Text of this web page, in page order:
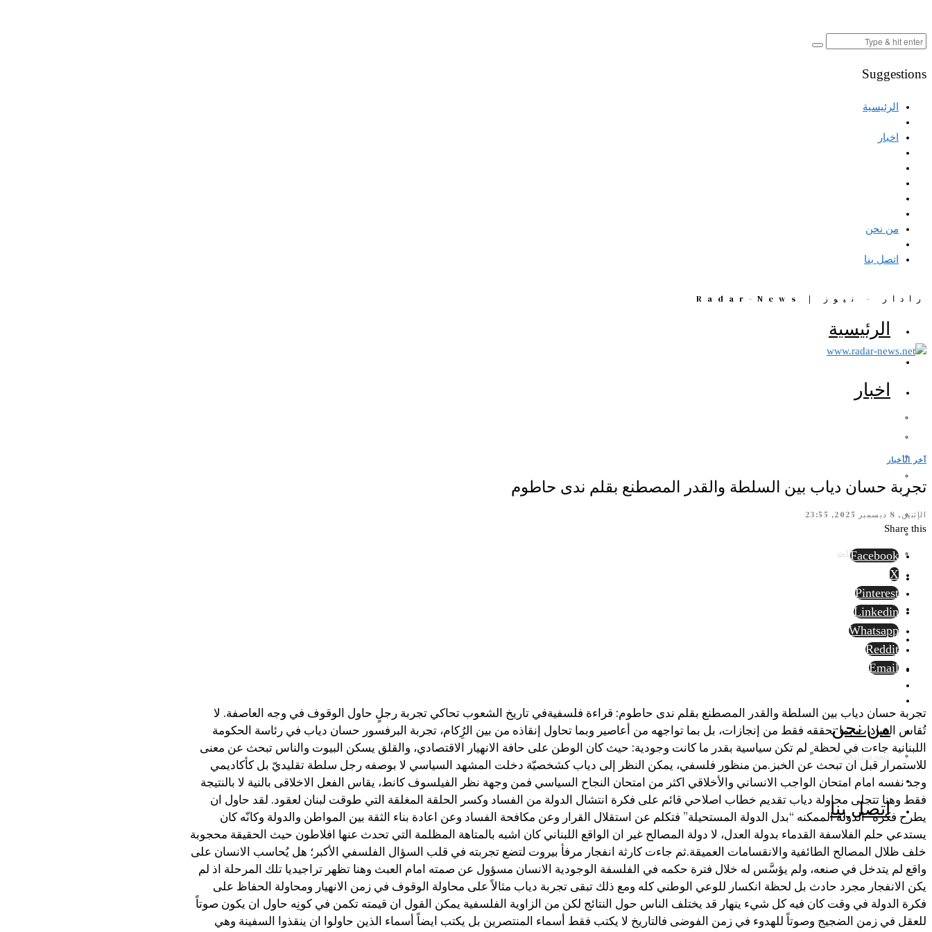
Suggestions
الرئيسية
اخبار
من نحن
اتصل بنا
رادار - نيوز | Radar-News
الرئيسية
اخبار
الرأي الثالث
من نحن
أسرة التحرير
اتصل بنا
آخر الأخبار
تجربة حسان دياب بين السلطة والقدر المصطنع بقلم ندى حاطوم
الإثنين, 8 ديسمبر 2025, 23:55
Share this
Facebook
X
Pinterest
Linkedin
Whatsapp
Reddit
Email
تجربة حسان دياب بين السلطة والقدر المصطنع بقلم ندى حاطوم: قراءة فلسفيةفي تاريخ الشعوب تحاكي تجربة رجلٍ حاول الوقوف في وجه العاصفة. لا
تُقاس القيادات بما تحققه فقط من إنجازات، بل بما تواجهه من أعاصير وبما تحاول إنقاذه من بين الرُِكام، تجربة البرفسور حسان دياب في رئاسة الحكومة
اللبنانية جاءت في لحظة ٍ لم تكن سياسية بقدر ما كانت وجودية: حيث كان الوطن على حافة الانهيار الاقتصادي، والقلق يسكن البيوت والناس تبحث عن معنى
للاستمرار قبل ان تبحث عن الخبز.من منظور فلسفي، يمكن النظر إلى دياب كشخصيّة دخلت المشهد السياسي لا بوصفه رجل سلطة تقليديّ بل كأكاديمي
وجد نفسه امام امتحان الواجب الانساني والأخلاقي اكثر من امتحان النجاح السياسي فمن وجهة نظر الفيلسوف كانط، يقاس الفعل الاخلاقى بالنية لا بالنتيجة
فقط وهنا تتجلى محاولة دياب تقديم خطاب اصلاحي قائم على فكرة انتشال الدولة من الفساد وكسر الحلقة المغلقة التي طوقت لبنان لعقود. لقد حاول ان
يطرح فكره” الدولة الممكنه “بدل الدولة المستحيلة” فتكلم عن استقلال القرار وعن مكافحة الفساد وعن اعادة بناء الثقة بين المواطن والدولة وكانّه كان
يستدعي حلم الفلاسفة القدماء بدولة العدل، لا دولة المصالح غير ان الواقع اللبناني كان اشبه بالمتاهة المظلمة التي تحدث عنها افلاطون حيث الحقيقة محجوبة
خلف ظلال المصالح الطائفية والانقسامات العميقة.ثم جاءت كارثة انفجار مرفأ بيروت لتضع تجربته في قلب السؤال الفلسفي الأكبر؛ هل يُحاسب الانسان على
واقع لم يتدخل في صنعه، ولم يؤسَّس له خلال فترة حكمه في الفلسفة الوجودية الانسان مسؤول عن صمته امام العبث وهنا تظهر تراجيديا تلك المرحلة اذ لم
يكن الانفجار مجرد حادث بل لحظة انكسار للوعي الوطني كله ومع ذلك تبقى تجربة دياب مثالاً على محاولة الوقوف في زمن الانهيار ومحاولة الحفاظ على
فكرة الدولة في وقت كان فيه كل شيء ينهار قد يختلف الناس حول النتائج لكن من الزاوية الفلسفية يمكن القول ان قيمته تكمن في كونِه حاول ان يكون صوتاً
للعقل في زمن الضجيج وصوتاً للهدوء في زمن الفوضى فالتاريخ لا يكتب فقط أسماء المنتصرين بل يكتب ايضاً أسماء الذين حاولوا ان ينقذوا السفينة وهي